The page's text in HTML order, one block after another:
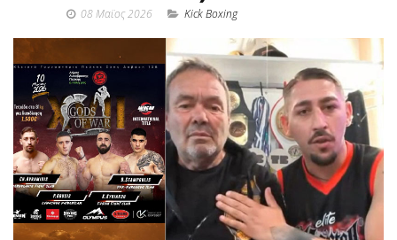
08 Μαϊος 2026 Κick Boxing